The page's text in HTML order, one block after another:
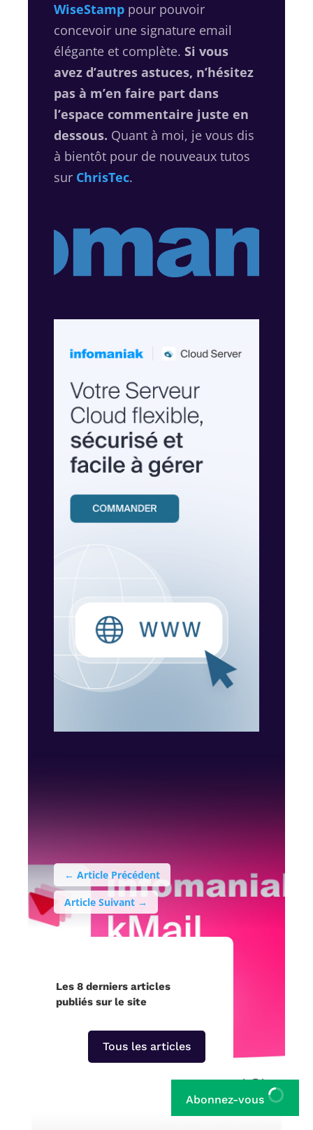
WiseStamppour pouvoir
concevoir une signature email
élégante et complète. Si vous
avez d’autres astuces, n’hésitez
pas à m’en faire part dans
l’espace commentaire juste en
dessous. Quant à moi, je vous dis
à bientôt pour de nouveaux tutos
sur ChrisTec.
← Article Précédent
Article Suivant→
Les 8 derniers articles
publiés sur le site
Tous les articles
Abonnez-vous